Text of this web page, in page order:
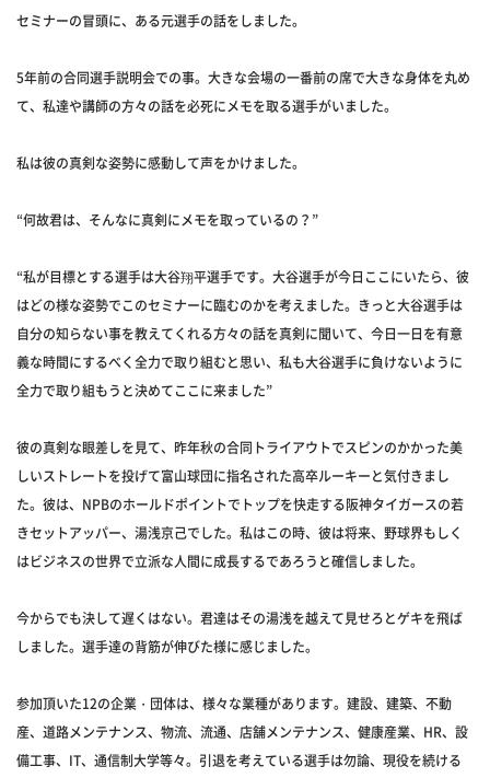
セミナーの冒頭に、ある元選手の話をしました。
5年前の合同選手説明会での事。大きな会場の一番前の席で大きな身体を丸め
て、私達や講師の方々の話を必死にメモを取る選手がいました。
私は彼の真剣な姿勢に感動して声をかけました。
“何故君は、そんなに真剣にメモを取っているの？”
“私が目標とする選手は大谷翔平選手です。大谷選手が今日ここにいたら、彼
はどの様な姿勢でこのセミナーに臨むのかを考えました。きっと大谷選手は
自分の知らない事を教えてくれる方々の話を真剣に聞いて、今日一日を有意
義な時間にするべく全力で取り組むと思い、私も大谷選手に負けないように
全力で取り組もうと決めてここに来ました”
彼の真剣な眼差しを見て、昨年秋の合同トライアウトでスピンのかかった美
しいストレートを投げて富山球団に指名された高卒ルーキーと気付きまし
た。彼は、NPBのホールドポイントでトップを快走する阪神タイガースの若
きセットアッパー、湯浅京己でした。私はこの時、彼は将来、野球界もしく
はビジネスの世界で立派な人間に成長するであろうと確信しました。
今からでも決して遅くはない。君達はその湯浅を越えて見せろとゲキを飛ば
しました。選手達の背筋が伸びた様に感じました。
参加頂いた12の企業・団体は、様々な業種があります。建設、建築、不動
産、道路メンテナンス、物流、流通、店舗メンテナンス、健康産業、HR、設
備工事、IT、通信制大学等々。引退を考えている選手は勿論、現役を続ける